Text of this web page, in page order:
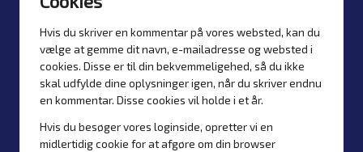
Hvis du skriver en kommentar på vores websted, kan du
vælge at gemme dit navn, e-mailadresse og websted i
cookies. Disse er til din bekvemmeligehed, så du ikke
skal udfylde dine oplysninger igen, når du skriver endnu
en kommentar. Disse cookies vil holde i et år.
Hvis du besøger vores loginside, opretter vi en
midlertidig cookie for at afgøre om din browser